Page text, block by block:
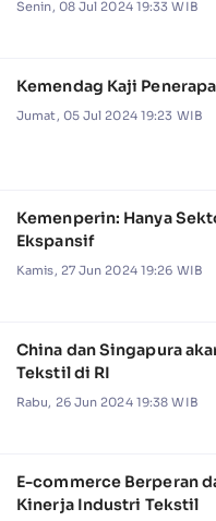
Senin, 08 Jul 2024 19:33 WIB
Kemendag Kaji
Jumat, 05 Jul 2024 19:23 WIB
Kemenperin: Hanya
Ekspansif
Kamis, 27 Jun 2024 19:26 WIB
China dan Singapura
Tekstil di RI
Rabu, 26 Jun 2024 19:38 WIB
E-commerce Berperan
Kinerja Industri Tekstil